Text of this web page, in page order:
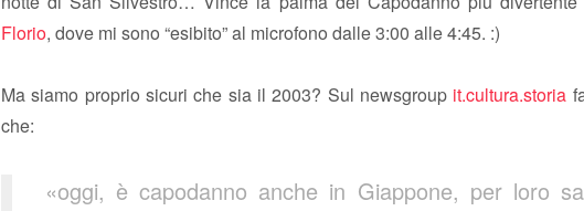
Florio, dove mi sono “esibito” al microfono dalle 3:00 alle 4:45. :)
Ma siamo proprio sicuri che sia il 2003? Sul newsgroup it.cultura.storia
che:
«oggi, è capodanno anche in Giappone, per loro